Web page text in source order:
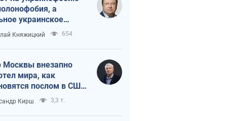
а
украинское
Княжицкий 654
Москвы внезапно
мира, как
послом в США
украинские топ-
Кирш 3,3 т.